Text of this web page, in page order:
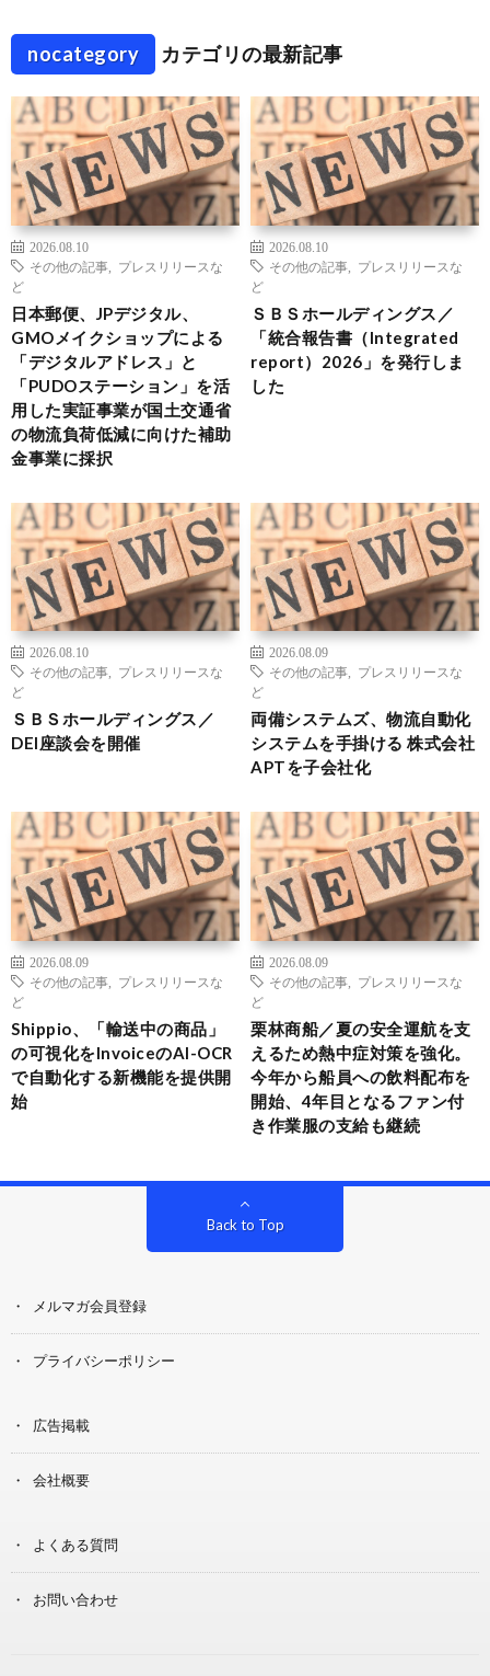
nocategory カテゴリの最新記事
2026.08.10
その他の記事
プレスリリースな
ど
日本郵便、JPデジタル、
GMOメイクショップによる
「デジタルアドレス」と
「PUDOステーション」を活
用した実証事業が国土交通省
の物流負荷低減に向けた補助
金事業に採択
2026.08.10
その他の記事
プレスリリースな
ど
ＳＢＳホールディングス／
「統合報告書（Integrated
report）2026」を発行しま
した
2026.08.10
その他の記事
プレスリリースな
ど
ＳＢＳホールディングス／
DEI座談会を開催
2026.08.09
その他の記事
プレスリリースな
ど
両備システムズ、物流自動化
システムを手掛ける 株式会社
APTを子会社化
2026.08.09
その他の記事
プレスリリースな
ど
Shippio、「輸送中の商品」
の可視化をInvoiceのAI-OCR
で自動化する新機能を提供開
始
2026.08.09
その他の記事
プレスリリースな
ど
栗林商船／夏の安全運航を支
えるため熱中症対策を強化。
今年から船員への飲料配布を
開始、4年目となるファン付
き作業服の支給も継続
Back to Top
メルマガ会員登録
プライバシーポリシー
広告掲載
会社概要
よくある質問
お問い合わせ